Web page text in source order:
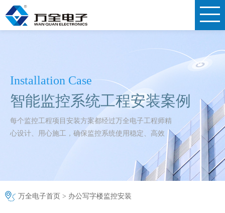
Installation Case
智能监控系统工程安装案例
每个监控工程项目安装方案都经过万全电子工程师精
心设计、用心施工，确保监控系统使用稳定、高效
万全电子首页 > 办公写字楼监控安装